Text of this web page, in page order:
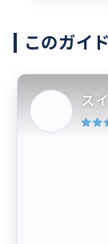
このガイ
ス